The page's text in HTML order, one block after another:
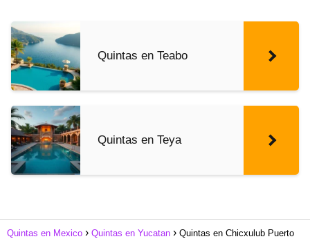
Quintas en Teabo
Quintas en Teya
Quintas en Mexico Quintas en Yucatan Quintas en Chicxulub Puerto